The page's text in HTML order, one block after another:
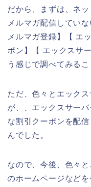
だから、まずは、ネ
メルマガ配信してい
メルマガ登録】【 エ
ポン】【 エックスサ
う感じで調べてみるこ
ただ、色々とエック
が、、エックスサー
な割引クーポンを配
んでした。
なので、今後、色々
のホームページなど